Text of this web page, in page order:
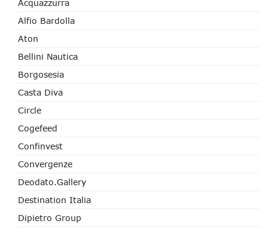
Acquazzurra
Alfio Bardolla
Aton
Bellini Nautica
Borgosesia
Casta Diva
Circle
Cogefeed
Confinvest
Convergenze
Deodato.Gallery
Destination Italia
Dipietro Group